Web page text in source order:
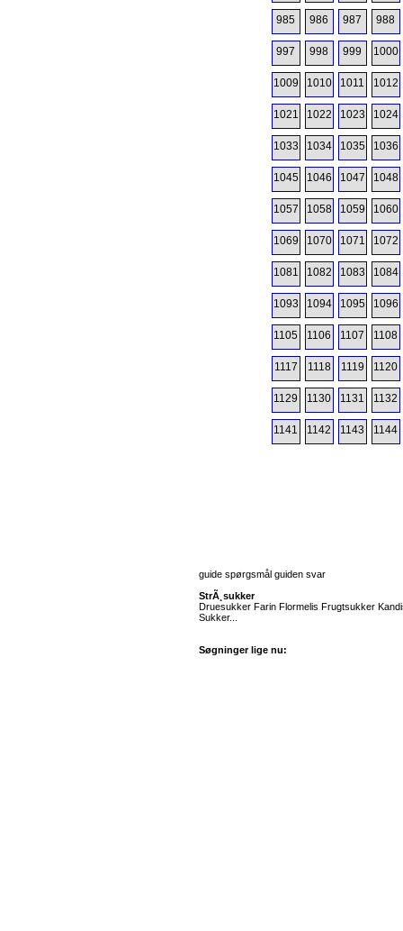
985 986 987 988
997 998 999 1000
1009 1010 1011 1012
1021 1022 1023 1024
1033 1034 1035 1036
1045 1046 1047 1048
1057 1058 1059 1060
1069 1070 1071 1072
1081 1082 1083 1084
1093 1094 1095 1096
1105 1106 1107 1108
1117 1118 1119 1120
1129 1130 1131 1132
1141 1142 1143 1144
guide spørgsmål guiden svar
StrÃ¸sukker
Druesukker Farin Flormelis Frugtsukker
Sukker...
Søgninger lige nu: